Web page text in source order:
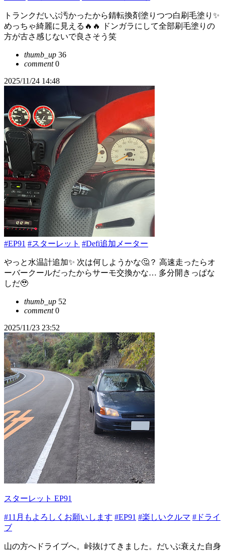
トランクだいぶ汚かったから錆転換剤塗りつつ白刷毛塗り✨
めっちゃ綺麗に見える🔥🔥 ドンガラにして全部刷毛塗りの
方が古さ感じないで良さそう笑
thumb_up 36
comment0
2025/11/24 14:48
#EP91 #スターレット #Defi追加メーター
やっと水温計追加✨ 次は何しようかな🤔？ 高速走ったらオ
ーバークールだったからサーモ交換かな… 多分開きっぱな
しだ🥹
thumb_up 52
comment0
2025/11/23 23:52
スターレット EP91
#11月もよろしくお願いします #EP91 #楽しいクルマ #ドライ
ブ
山の方へドライブへ。峠抜けてきました。だいぶ衰えた自身